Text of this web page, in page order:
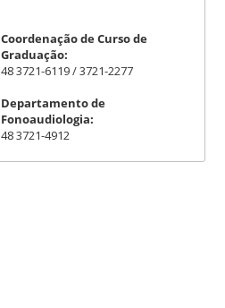
Coordenação de Curso de
Graduação:
48 3721-6119 / 3721-2277
Departamento de
Fonoaudiologia:
48 3721-4912